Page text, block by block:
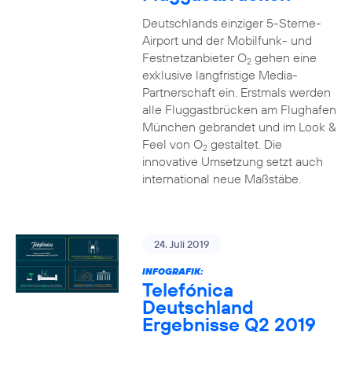
Deutschlands einziger 5-Sterne-
Airport und der Mobilfunk- und
Festnetzanbieter O2gehen eine
exklusive langfristige Media-
Partnerschaft ein. Erstmals werden
alle Fluggastbrücken am Flughafen
München gebrandet und im Look &
Feel von O2gestaltet. Die
innovative Umsetzung setzt auch
international neue Maßstäbe.
24. Juli 2019
INFOGRAFIK:
Telefónica
Deutschland
Ergebnisse Q2 2019